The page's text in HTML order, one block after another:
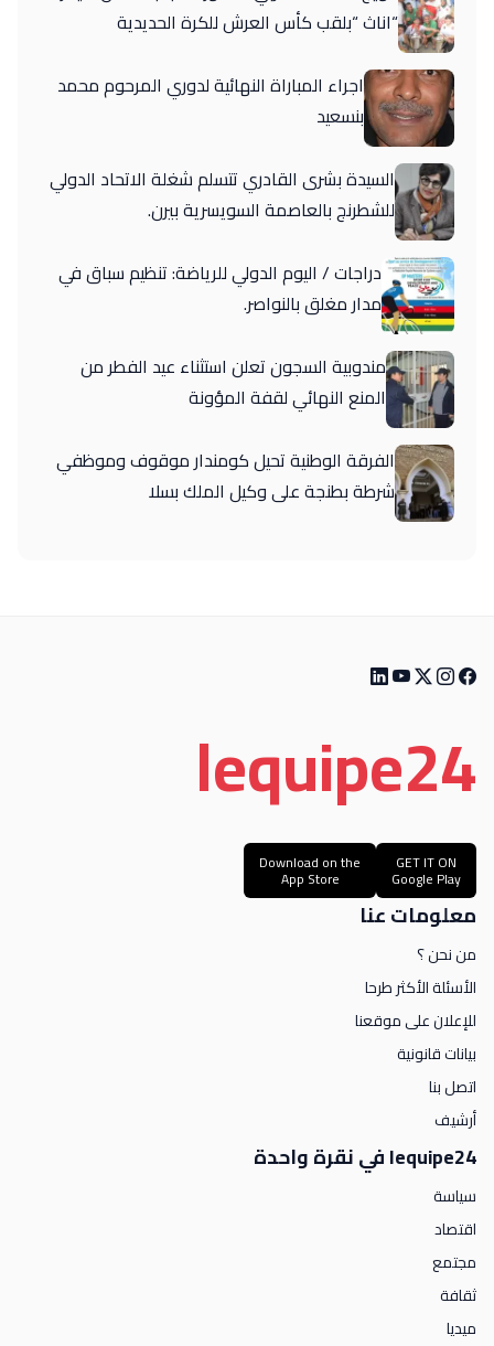
“اناث “بلقب كأس العرش للكرة الحديدية
اجراء المباراة النهائية لدوري المرحوم محمد
بنسعيد
السيدة بشرى القادري تتسلم شغلة الاتحاد الدولي
للشطرنج بالعاصمة السويسرية بيرن.
دراجات / اليوم الدولي للرياضة: تنظيم سباق في
مدار مغلق بالنواصر.
مندوبية السجون تعلن استثناء عيد الفطر من
المنع النهائي لقفة المؤونة
الفرقة الوطنية تحيل كومندار موقوف وموظفي
شرطة بطنجة على وكيل الملك بسلا
lequipe24
GET IT ON
Google Play
Download on the
App Store
معلومات عنا
من نحن ؟
الأسئلة الأكثر طرحا
للإعلان على موقعنا
بيانات قانونية
اتصل بنا
أرشيف
lequipe24 في نقرة واحدة
سياسة
اقتصاد
مجتمع
ثقافة
ميديا